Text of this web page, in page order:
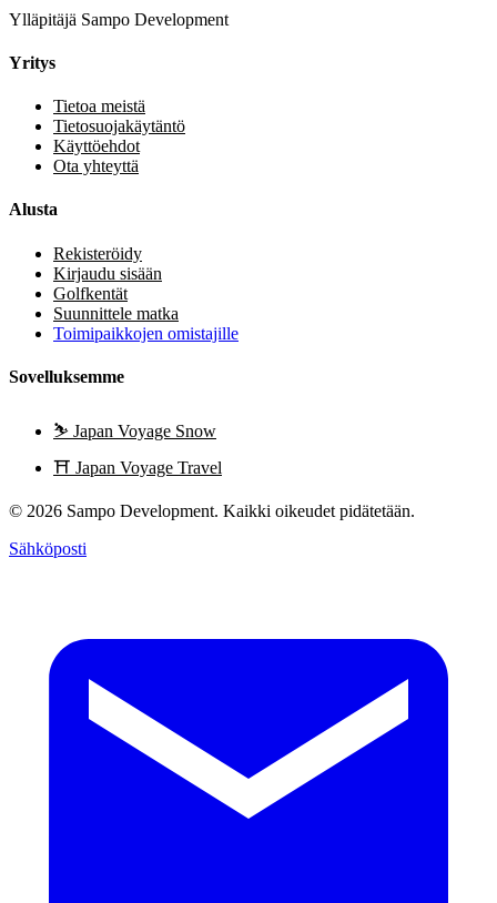
Ylläpitäjä Sampo Development
Yritys
Tietoa meistä
Tietosuojakäytäntö
Käyttöehdot
Ota yhteyttä
Alusta
Rekisteröidy
Kirjaudu sisään
Golfkentät
Suunnittele matka
Toimipaikkojen omistajille
Sovelluksemme
⛷️ Japan Voyage Snow
⛩️ Japan Voyage Travel
© 2026 Sampo Development. Kaikki oikeudet pidätetään.
Sähköposti